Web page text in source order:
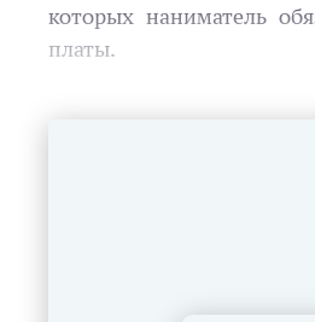
которых наниматель
платы.